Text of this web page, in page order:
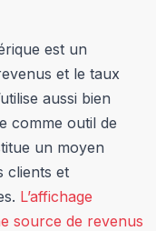
est un
et le taux
aussi bien
comme outil de
un moyen
clients et
L’affichage
source de revenus